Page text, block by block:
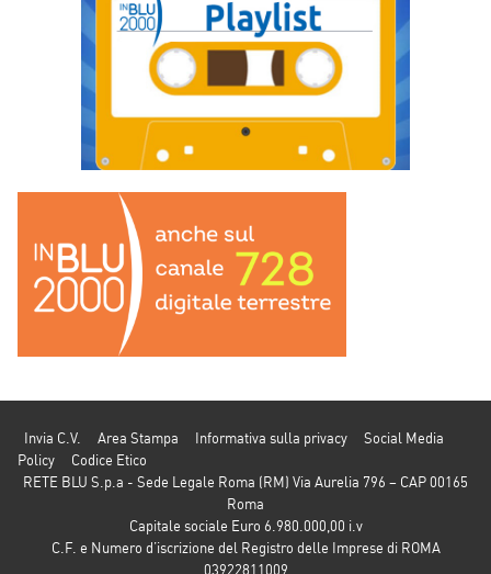
Invia C.V. Area Stampa Informativa sulla privacy
Social Media
Policy
Codice Etico
RETE BLU S.p.a - Sede Legale Roma (RM) Via Aurelia 796 – CAP 00165
Roma
Capitale sociale Euro 6.980.000,00 i.v
C.F. e Numero d’iscrizione del Registro delle Imprese di ROMA
03922811009